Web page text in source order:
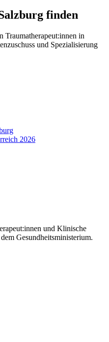
finden
Traumatherapeut:innen in
und Spezialisierung
2026
und Klinische
Gesundheitsministerium.